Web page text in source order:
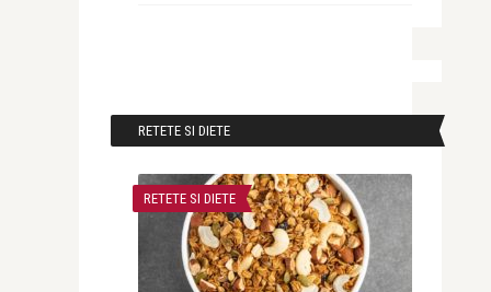
RETETE SI DIETE
RETETE SI DIETE